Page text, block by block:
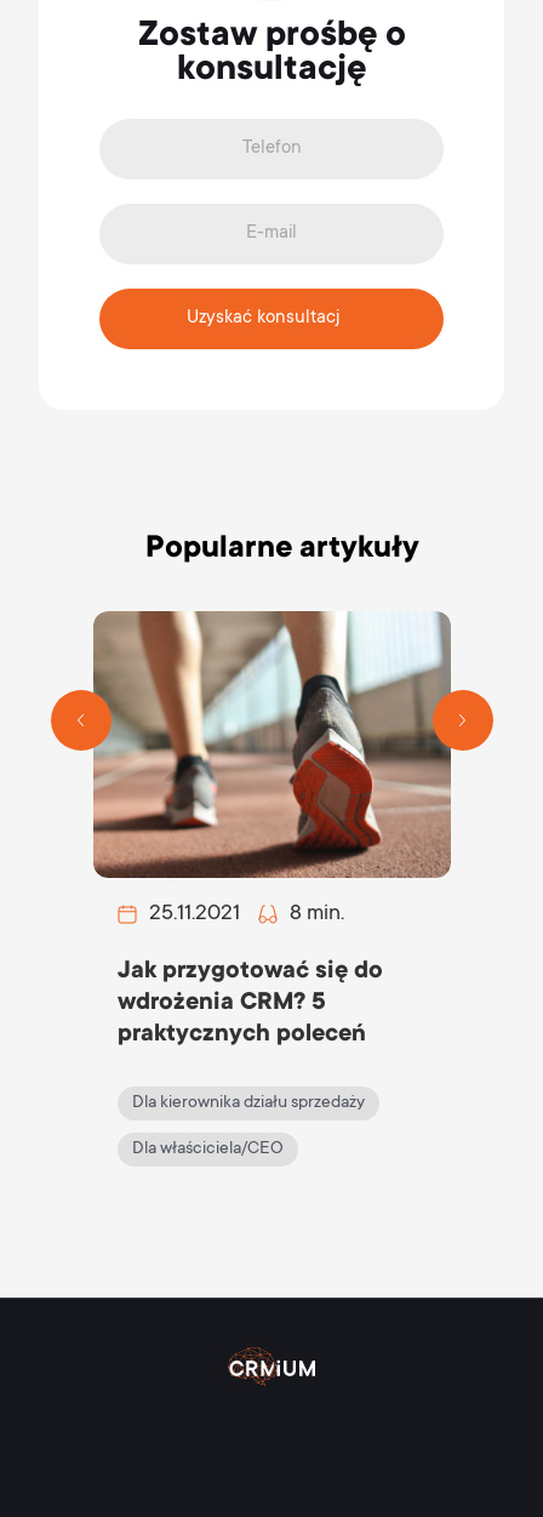
Zostaw prośbę o
konsultację
Uzyskać konsultacj
Popularne artykuły
25.11.2021 8 min.
Jak przygotować się do
wdrożenia CRM? 5
praktycznych poleceń
Dla kierownika działu sprzedaży
Dla właściciela/CEO